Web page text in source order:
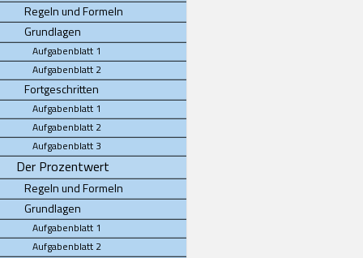
Regeln und Formeln
Grundlagen
Aufgabenblatt 1
Aufgabenblatt 2
Fortgeschritten
Aufgabenblatt 1
Aufgabenblatt 2
Aufgabenblatt 3
Der Prozentwert
Regeln und Formeln
Grundlagen
Aufgabenblatt 1
Aufgabenblatt 2